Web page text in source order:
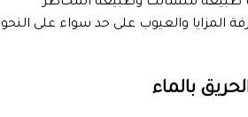
المزايا والعيوب على حد سواء على النحو
بالماء